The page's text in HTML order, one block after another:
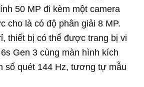
50 MP đi kèm một camera
cho là có độ phân giải 8 MP.
thiết bị có thể được trang bị vi
Gen 3 cùng màn hình kích
số quét 144 Hz, tương tự mẫu